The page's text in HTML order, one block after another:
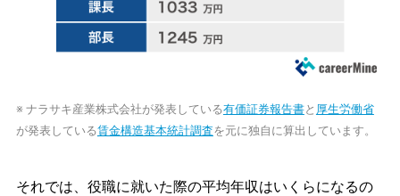
※ ナラサキ産業株式会社が発表している有価証券報告書と 厚生労働省
が発表している賃金構造基本統計調査を元に独自に算出しています。
それでは、役職に就いた際の平均年収はいくらになるの